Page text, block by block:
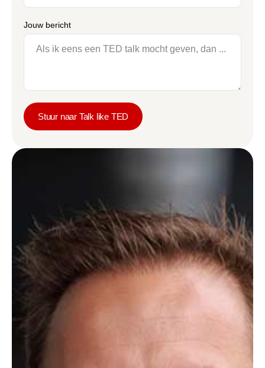
Jouw bericht
Stuur naar Talk like TED